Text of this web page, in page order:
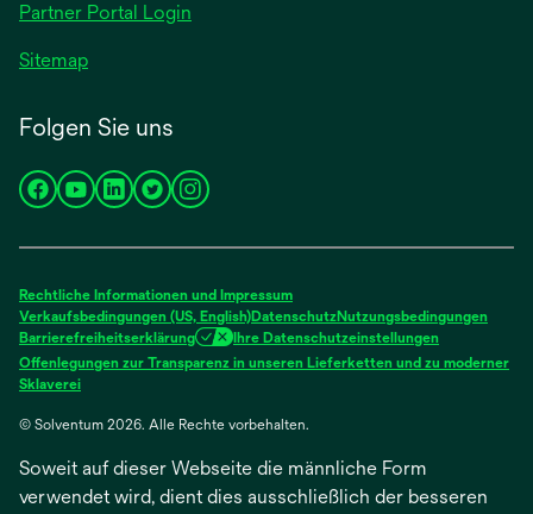
Partner Portal Login
Sitemap
Folgen Sie uns
wird
neuen
Registerkarte
geöffnet
wird
neuen
Registerkarte
geöffnet
wird
neuen
Registerkarte
geöffnet
wird
neuen
Registerkarte
geöffnet
wird
neuen
Registerkarte
geöffnet
Rechtliche Informationen und Impressum
Verkaufsbedingungen (US, English)DatenschutzNutzungsbedingungen
Barrierefreiheitserklärung
Ihre Datenschutzeinstellungen
Offenlegungen zur Transparenz in unseren Lieferketten und zu moderner
Sklavereiwird
einer
Registerkarte
geöffnet
© Solventum 2026. Alle Rechte vorbehalten.
Soweit auf dieser Webseite die männliche Form
verwendet wird, dient dies ausschließlich der besseren